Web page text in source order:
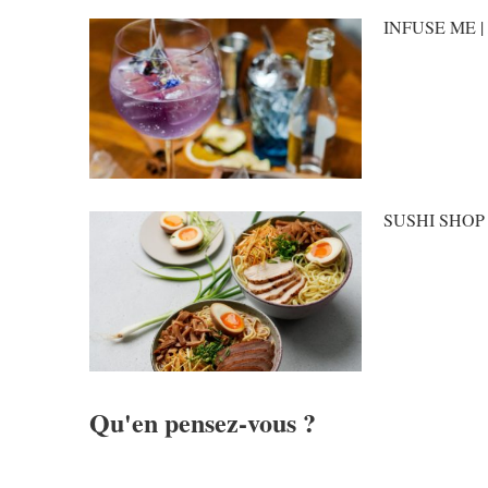
INFUSE ME |
SUSHI
Qu'en pensez-vous ?